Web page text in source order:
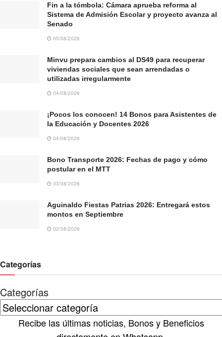
Fin a la tómbola: Cámara aprueba reforma al
Sistema de Admisión Escolar y proyecto avanza al
Senado
05/08/2026
Minvu prepara cambios al DS49 para recuperar
viviendas sociales que sean arrendadas o
utilizadas irregularmente
04/08/2026
¡Pocos los conocen! 14 Bonos para Asistentes de
la Educación y Docentes 2026
04/08/2026
Bono Transporte 2026: Fechas de pago y cómo
postular en el MTT
03/08/2026
Aguinaldo Fiestas Patrias 2026: Entregará estos
montos en Septiembre
02/08/2026
Categorías
Categorías
Recibe las últimas noticias, Bonos y Beneficios